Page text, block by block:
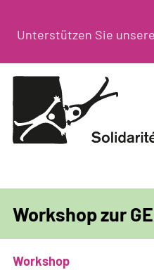
zumUnterstützen Sie
Workshop zur
Workshop